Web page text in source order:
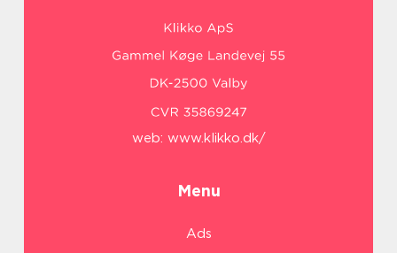
web: www.klikko.dk/
Menu
Ads